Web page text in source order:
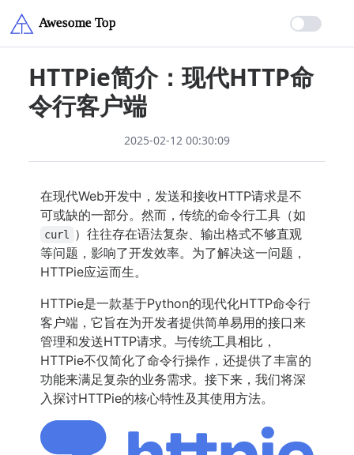
HTTPie简介：现代HTTP命
令行客户端
2025-02-12 00:30:09
在现代Web开发中，发送和接收HTTP请求是不
可或缺的一部分。然而，传统的命令行工具（如
curl
）往往存在语法复杂、输出格式不够直观
等问题，影响了开发效率。为了解决这一问题，
HTTPie应运而生。
HTTPie是一款基于Python的现代化HTTP命令行
客户端，它旨在为开发者提供简单易用的接口来
管理和发送HTTP请求。与传统工具相比，
HTTPie不仅简化了命令行操作，还提供了丰富的
功能来满足复杂的业务需求。接下来，我们将深
入探讨HTTPie的核心特性及其使用方法。